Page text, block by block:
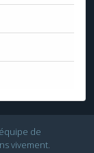
de
vivement.